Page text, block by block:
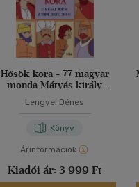
Hősök kora - 77 magyar
monda Mátyás király
Lengyel Dénes
Könyv
Árinformációk
Kiadói ár: 3 999 Ft